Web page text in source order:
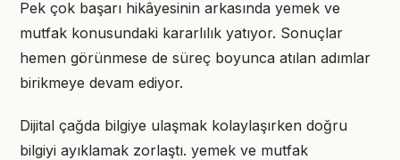
Pek çok başarı hikâyesinin arkasında yemek ve
mutfak konusundaki kararlılık yatıyor. Sonuçlar
hemen görünmese de süreç boyunca atılan adımlar
birikmeye devam ediyor.
Dijital çağda bilgiye ulaşmak kolaylaşırken doğru
bilgiyi ayıklamak zorlaştı. yemek ve mutfak